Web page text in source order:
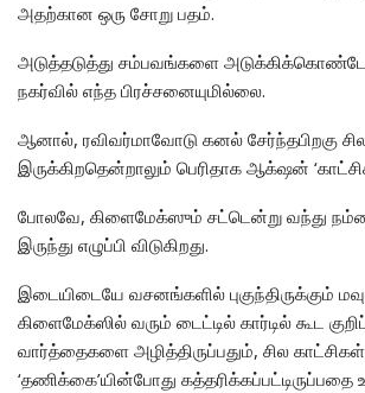
அதற்கான ஒரு சோறு பதம்.
அடுத்தடுத்து சம்பவங்களை
நகர்வில் எந்த பிரச்சனையுமில்லை.
ஆனால், ரவிவர்மாவோடு கனல் சேர்ந்தபிறகு
இருக்கிறதென்றாலும் பெரிதாக ஆக்‌ஷன்
போலவே, கிளைமேக்ஸும் சட்டென்று வந்து
இருந்து எழுப்பி விடுகிறது.
இடையிடையே வசனங்களில் புகுந்திருக்கும்
கிளைமேக்ஸில் வரும் டைட்டில் கார்டில் கூட
வார்த்தைகளை அழித்திருப்பதும், சில
‘தணிக்கை’யின்போது கத்தரிக்கப்பட்டிருப்பதை